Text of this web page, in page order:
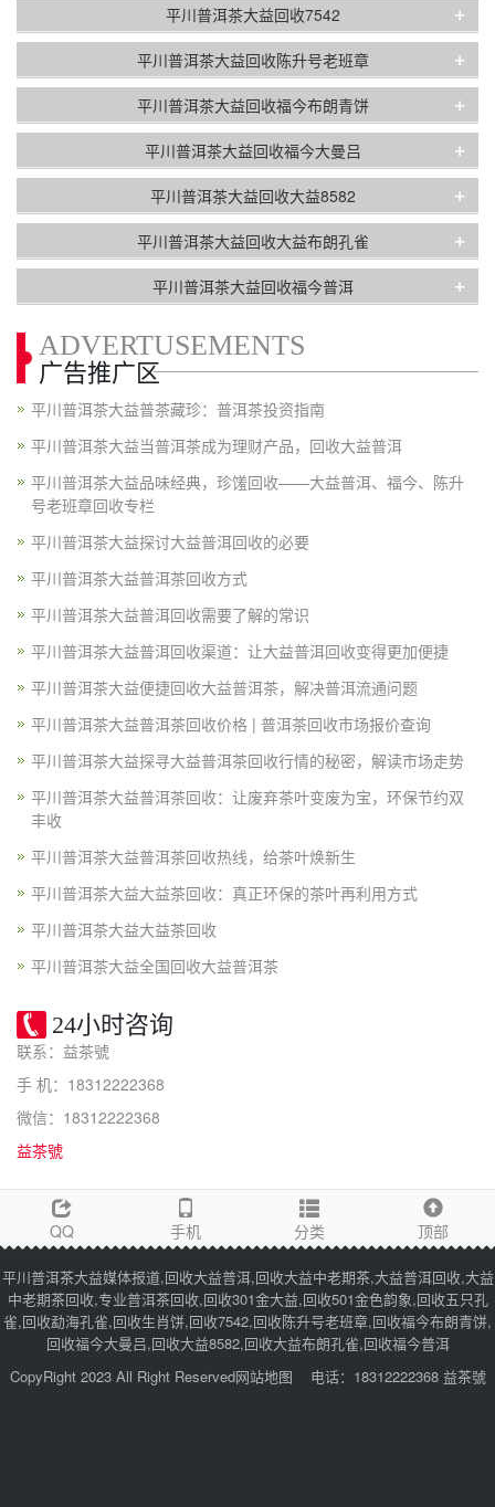
平川普洱茶大益回收7542 +
平川普洱茶大益回收陈升号老班章 +
平川普洱茶大益回收福今布朗青饼 +
平川普洱茶大益回收福今大曼吕 +
平川普洱茶大益回收大益8582 +
平川普洱茶大益回收大益布朗孔雀 +
平川普洱茶大益回收福今普洱 +
ADVERTUSEMENTS
广告推广区
平川普洱茶大益普茶藏珍：普洱茶投资指南
平川普洱茶大益当普洱茶成为理财产品，回收大益普洱
平川普洱茶大益品味经典，珍馐回收——大益普洱、福今、陈升
号老班章回收专栏
平川普洱茶大益探讨大益普洱回收的必要
平川普洱茶大益普洱茶回收方式
平川普洱茶大益普洱回收需要了解的常识
平川普洱茶大益普洱回收渠道：让大益普洱回收变得更加便捷
平川普洱茶大益便捷回收大益普洱茶，解决普洱流通问题
平川普洱茶大益普洱茶回收价格 | 普洱茶回收市场报价查询
平川普洱茶大益探寻大益普洱茶回收行情的秘密，解读市场走势
平川普洱茶大益普洱茶回收：让废弃茶叶变废为宝，环保节约双
丰收
平川普洱茶大益普洱茶回收热线，给茶叶焕新生
平川普洱茶大益大益茶回收：真正环保的茶叶再利用方式
平川普洱茶大益大益茶回收
平川普洱茶大益全国回收大益普洱茶
24小时咨询
联系：益茶號
手 机：18312222368
微信：18312222368
益茶號
QQ 手机 分类 顶部
平川普洱茶大益媒体报道,回收大益普洱,回收大益中老期茶,大益普洱回收,大益
中老期茶回收,专业普洱茶回收,回收301金大益,回收501金色韵象,回收五只孔
雀,回收勐海孔雀,回收生肖饼,回收7542,回收陈升号老班章,回收福今布朗青饼,
回收福今大曼吕,回收大益8582,回收大益布朗孔雀,回收福今普洱
CopyRight 2023 All Right Reserved网站地图 电话：18312222368 益茶號